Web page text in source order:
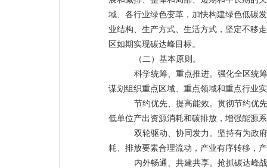
域、各行业绿色变革，加快构建绿色低碳
业结构、生产方式、生活方式，坚定不移
区如期实现碳达峰目标。
（二）基本原则 。
科学统筹、重点推进。强化全区统
谋划组织重点区域、重点领域和重点行业
节约优先、提高能效。贯彻节约优
低单位产出资源消耗和碳排放，增强能源
双轮驱动、协同发力。坚持有为政
耗、排放要素合理流动，产业有序转移，
内外畅通、共建共享。抢抓碳达峰